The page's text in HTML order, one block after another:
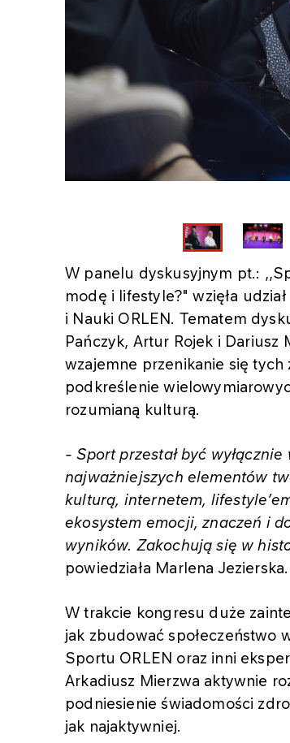
W panelu dyskusyjnym pt.:
modę i lifestyle?" wzięła
i Nauki ORLEN. Tematem
Pańczyk, Artur Rojek i Dariusz
wzajemne przenikanie się
podkreślenie
rozumianą kulturą.
- Sport przestał być
najważniejszych elementów
kulturą, internetem,
ekosystem emocji, znaczeń i
wyników. Zakochują się w
powiedziała Marlena Jezierska.
W trakcie kongresu duże
jak zbudować społeczeństwo
Sportu ORLEN oraz inni
Arkadiusz Mierzwa aktywnie
podniesienie świadomości
jak najaktywniej.